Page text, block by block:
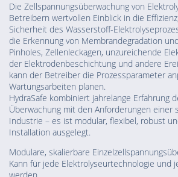
Die Zellspannungsüberwachung von
Betreibern wertvollen Einblick in die
Sicherheit des Wasserstoff-
die Erkennung von Membrandegradation
Pinholes, Zellenleckagen, unzureichende
der Elektrodenbeschichtung und andere
kann der Betreiber die Prozessparameter
Wartungsarbeiten planen.
HydraSafe kombiniert jahrelange Erfahrung
Überwachung mit den Anforderungen einer
Industrie – es ist modular, flexibel, robust
Installation ausgelegt.
Modulare, skalierbare
Kann für jede Elektrolyseurtechnologie und